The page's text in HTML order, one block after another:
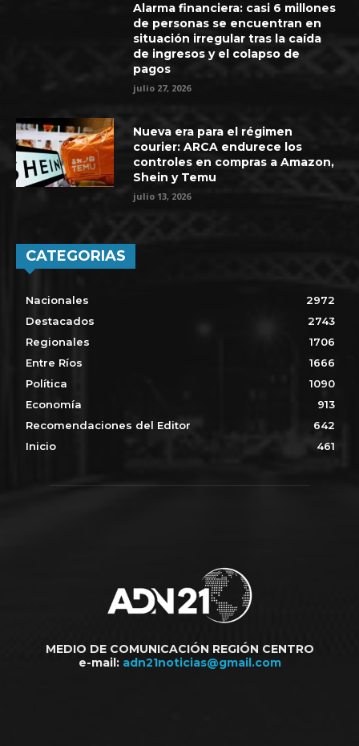
Alarma financiera: casi 6 millones
de personas se encuentran en
situación irregular tras la caída
de ingresos y el colapso de
pagos
julio 27, 2026
Nueva era para el régimen
courier: ARCA endurece los
controles en compras a Amazon,
Shein y Temu
julio 13, 2026
CATEGORIAS
Nacionales
2972
Destacados
2743
Regionales
1706
Entre Ríos
1666
Política
1090
Economía
913
Recomendaciones del Editor
642
Inicio
461
MEDIO DE COMUNICACIÓN REGIÓN CENTRO
e-mail: adn21noticias@gmail.com